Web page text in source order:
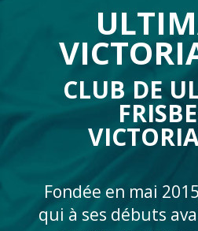
CLUB DE
Fondée en mai
qui à ses débuts